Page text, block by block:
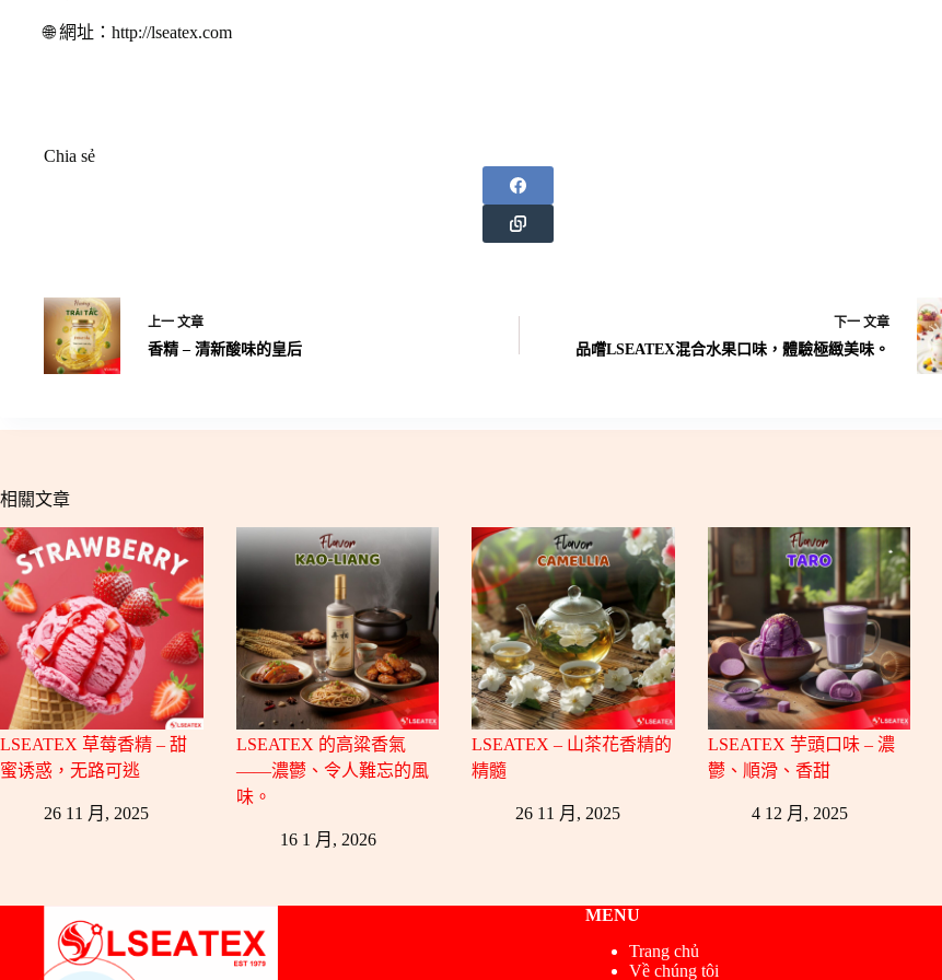
🌐 網址：http://lseatex.com
Chia sẻ
上一 文章
香精 – 清新酸味的皇后
下一 文章
品嚐LSEATEX混合水果口味，體驗極緻美味。
相關文章
LSEATEX 草莓香精 – 甜
蜜诱惑，无路可逃
26 11 月, 2025
LSEATEX 的高粱香氣
——濃鬱、令人難忘的風
味。
16 1 月, 2026
LSEATEX – 山茶花香精的
精髓
26 11 月, 2025
LSEATEX 芋頭口味 – 濃
鬱、順滑、香甜
4 12 月, 2025
MENU
Trang chủ
Về chúng tôi